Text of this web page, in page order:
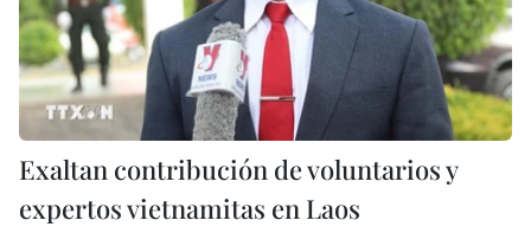
Exaltan contribución de voluntarios y
expertos vietnamitas en Laos